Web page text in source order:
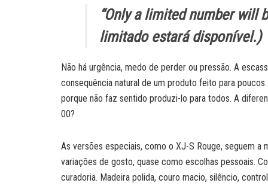
“Only a limited number will
limitado estará disponível.)
Não há urgência, medo de perder ou pressão. A
consequência natural de um produto feito para
porque não faz sentido produzi-lo para todos. A
00?
As versões especiais, como o XJ-S Rouge, seguem a
variações de gosto, quase como escolhas pessoais.
curadoria. Madeira polida, couro macio, silêncio,